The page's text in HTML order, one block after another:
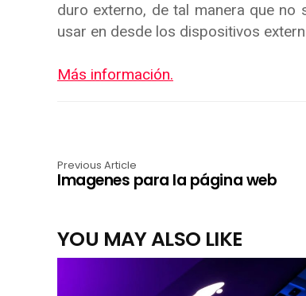
duro externo, de tal manera que no
usar en desde los dispositivos
Más información.
Previous Article
Imagenes para la página web
YOU MAY ALSO LIKE